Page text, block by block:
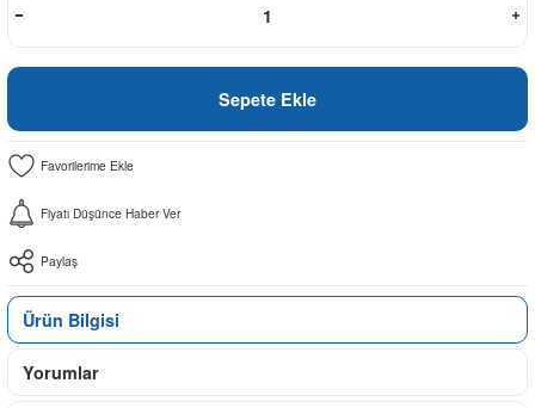
Sepete Ekle
Fiyatı Düşünce Haber Ver
Paylaş
Ürün Bilgisi
Yorumlar